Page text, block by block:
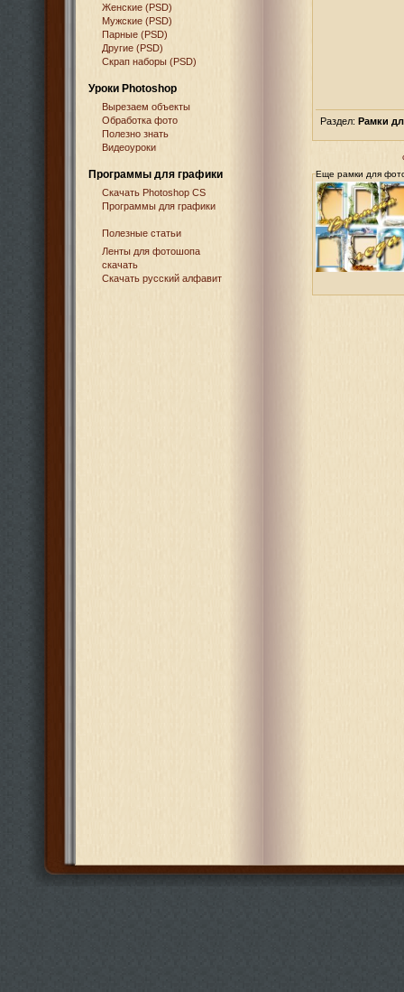
Женские (PSD)
Мужские (PSD)
Парные (PSD)
Другие (PSD)
Скрап наборы (PSD)
Уроки Photoshop
Вырезаем объекты
Обработка фото
Полезно знать
Видеоуроки
Программы для графики
Cкачать Photoshop CS
Программы для графики
Полезные статьи
Ленты для фотошопа
скачать
Скачать русский алфавит
Раздел: Рамки
Еще рамки для